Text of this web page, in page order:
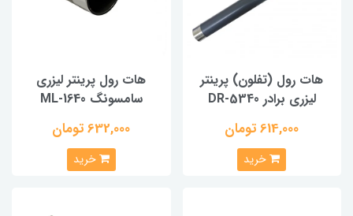
هات رول (تفلون) پرینتر
لیزری برادر 5340-DR
614,000 تومان
خرید
هات رول پرینتر لیزری
سامسونگ ML-1640
632,000 تومان
خرید